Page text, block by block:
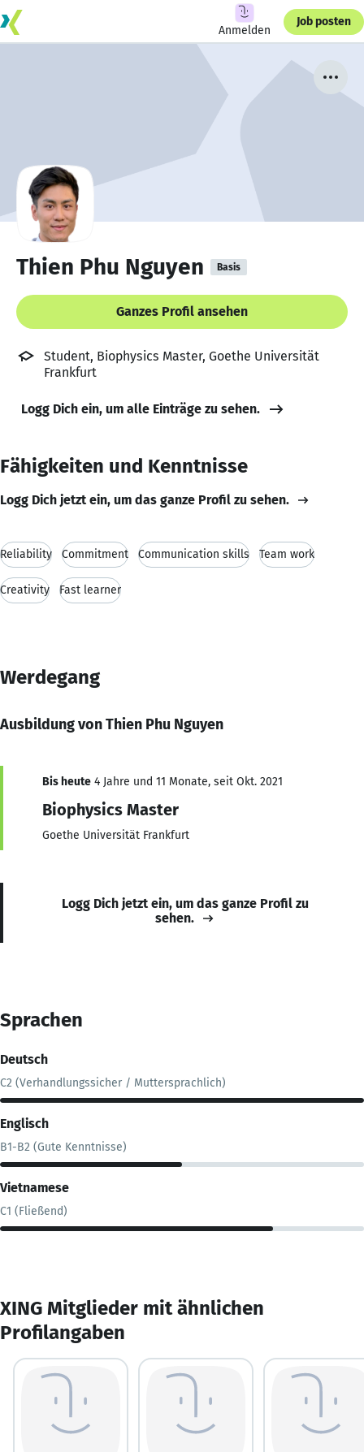
Anmelden
Job posten
Thien Phu Nguyen Basis
Ganzes Profil ansehen
Student, Biophysics Master, Goethe Universität
Frankfurt
Logg Dich ein, um alle Einträge zu sehen.
Fähigkeiten und Kenntnisse
Logg Dich jetzt ein, um das ganze Profil zu sehen.
Reliability Commitment Communication skills Team work
Creativity Fast learner
Werdegang
Ausbildung von Thien Phu Nguyen
Bis heute 4 Jahre und 11 Monate, seit Okt. 2021
Biophysics Master
Goethe Universität Frankfurt
Logg Dich jetzt ein, um das ganze Profil zu
sehen.
Sprachen
Deutsch
C2 (Verhandlungssicher / Muttersprachlich)
Englisch
B1-B2 (Gute Kenntnisse)
Vietnamese
C1 (Fließend)
XING Mitglieder mit ähnlichen
Profilangaben